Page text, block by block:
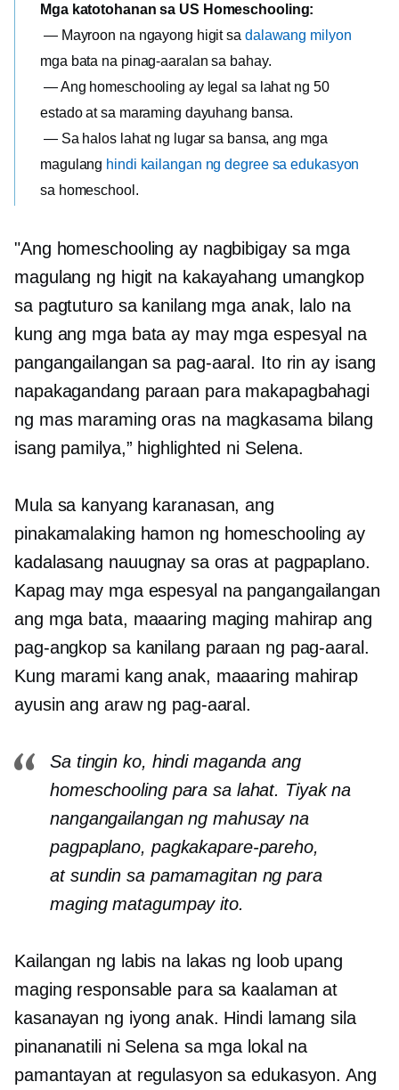
Mga katotohanan sa US Homeschooling:
— Mayroon na ngayong higit sa dalawang milyon
mga bata na pinag-aaralan sa bahay.
— Ang homeschooling ay legal sa lahat ng 50
estado at sa maraming dayuhang bansa.
— Sa halos lahat ng lugar sa bansa, ang mga
magulang hindi kailangan ng degree sa edukasyon
sa homeschool.
"Ang homeschooling ay nagbibigay sa mga
magulang ng higit na kakayahang umangkop
sa pagtuturo sa kanilang mga anak, lalo na
kung ang mga bata ay may mga espesyal na
pangangailangan sa pag-aaral. Ito rin ay isang
napakagandang paraan para makapagbahagi
ng mas maraming oras na magkasama bilang
isang pamilya,” highlighted ni Selena.
Mula sa kanyang karanasan, ang
pinakamalaking hamon ng homeschooling ay
kadalasang nauugnay sa oras at pagpaplano.
Kapag may mga espesyal na pangangailangan
ang mga bata, maaaring maging mahirap ang
pag-angkop sa kanilang paraan ng pag-aaral.
Kung marami kang anak, maaaring mahirap
ayusin ang araw ng pag-aaral.
Sa tingin ko, hindi maganda ang
homeschooling para sa lahat. Tiyak na
nangangailangan ng mahusay na
pagpaplano, pagkakapare-pareho,
at sundin sa pamamagitan ng para
maging matagumpay ito.
Kailangan ng labis na lakas ng loob upang
maging responsable para sa kaalaman at
kasanayan ng iyong anak. Hindi lamang sila
pinananatili ni Selena sa mga lokal na
pamantayan at regulasyon sa edukasyon. Ang